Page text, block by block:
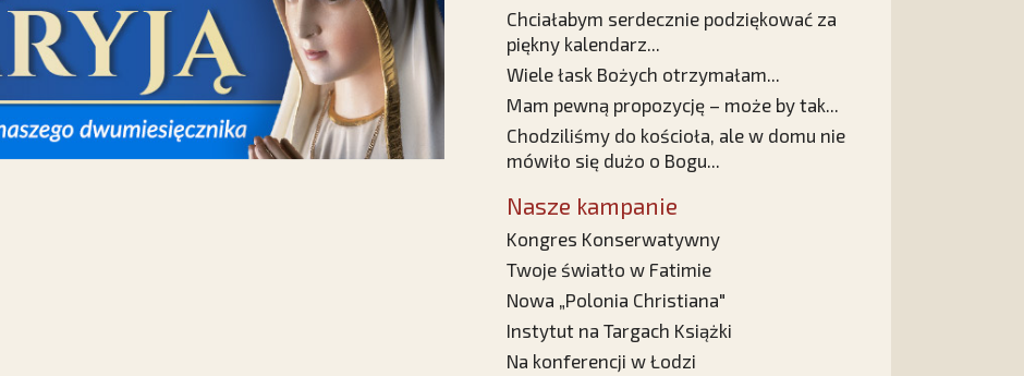
Chciałabym serdecznie podziękować za
piękny kalendarz...
Wiele łask Bożych otrzymałam...
Mam pewną propozycję – może by tak...
Chodziliśmy do kościoła, ale w domu nie
mówiło się dużo o Bogu...
Nasze kampanie
Kongres Konserwatywny
Twoje światło w Fatimie
Nowa „Polonia Christiana"
Instytut na Targach Książki
Na konferencji w Łodzi